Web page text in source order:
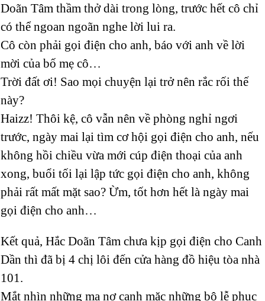
Doãn Tâm thầm thở dài trong lòng, trước hết cô chỉ
có thể ngoan ngoãn nghe lời lui ra.
Cô còn phải gọi điện cho anh, báo với anh về lời
mời của bố mẹ cô…
Trời đất ơi! Sao mọi chuyện lại trở nên rắc rối thế
này?
Haizz! Thôi kệ, cô vẫn nên về phòng nghỉ ngơi
trước, ngày mai lại tìm cơ hội gọi điện cho anh, nếu
không hồi chiều vừa mới cúp điện thoại của anh
xong, buổi tối lại lập tức gọi điện cho anh, không
phải rất mất mặt sao? Ừm, tốt hơn hết là ngày mai
gọi điện cho anh…
Kết quả, Hắc Doãn Tâm chưa kịp gọi điện cho Canh
Dần thì đã bị 4 chị lôi đến cửa hàng đồ hiệu tòa nhà
101.
Mắt nhìn những ma nơ canh mặc những bộ lễ phục